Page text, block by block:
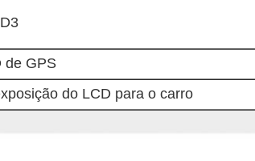
de GPS
do LCD para o carro